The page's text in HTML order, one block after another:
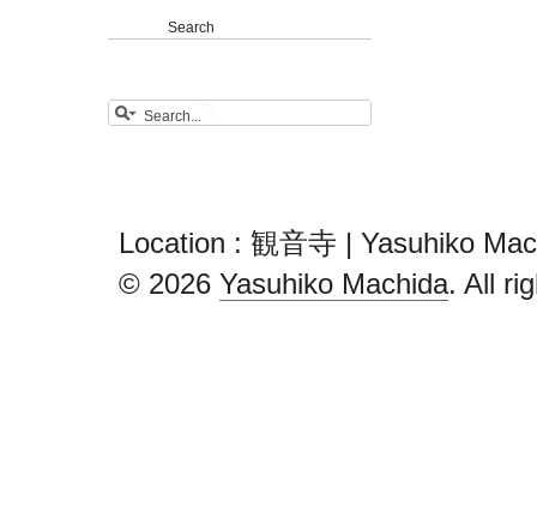
Search
Location : 観音寺 | Yasuhiko
© 2026 Yasuhiko Machida. All